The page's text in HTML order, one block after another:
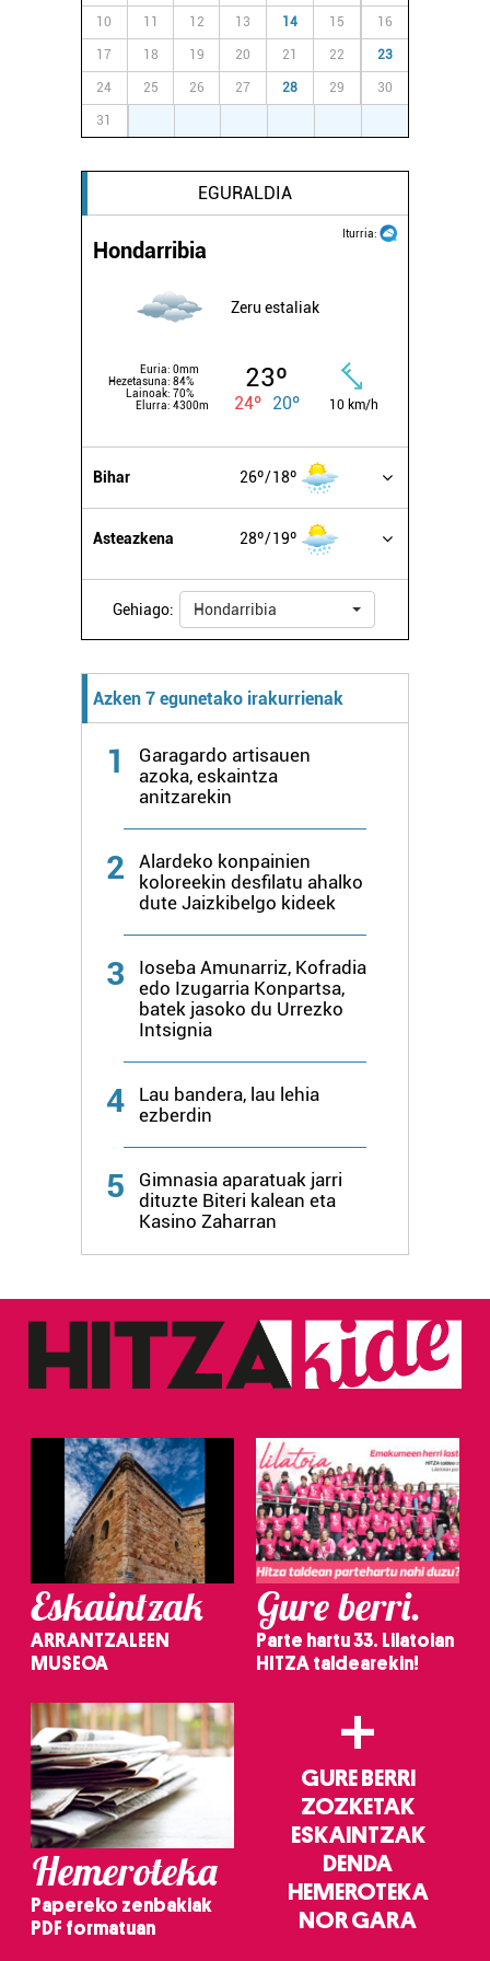
10 11 12 13 14 15 16
17 18 19 20 21 22 23
24 25 26 27 28 29 30
31
EGURALDIA
Iturria:
Hondarribia
Zeru estaliak
Euria: 0mm
Hezetasuna: 84%
Lainoak: 70%
Elurra: 4300m
23º
24º 20º 10 km/h
Bihar 26º 18º
Asteazkena 28º 19º
Gehiago: Hondarribia
Azken 7 egunetako irakurrienak
1
Garagardo artisauen
azoka, eskaintza
anitzarekin
2
Alardeko konpainien
koloreekin desfilatu ahalko
dute Jaizkibelgo kideek
3
Ioseba Amunarriz, Kofradia
edo Izugarria Konpartsa,
batek jasoko du Urrezko
Intsignia
4
Lau bandera, lau lehia
ezberdin
5
Gimnasia aparatuak jarri
dituzte Biteri kalean eta
Kasino Zaharran
Eskaintzak
ARRANTZALEEN
MUSEOA
Gure berri.
Parte hartu 33. Lilatoian
HITZA taldearekin!
Hemeroteka
Papereko zenbakiak
PDF formatuan
+
GURE BERRI
ZOZKETAK
ESKAINTZAK
DENDA
HEMEROTEKA
NOR GARA